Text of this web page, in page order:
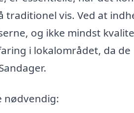
traditionel vis. Ved at
og ikke mindst
i lokalområdet, da de
nødvendig: